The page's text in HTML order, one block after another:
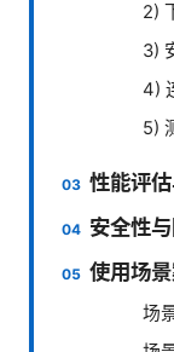
2)
3)
4)
5)
性能评
安全性
使用场
场